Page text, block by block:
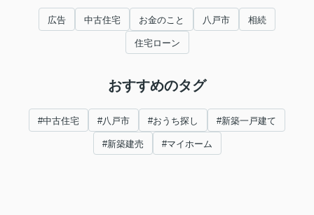
広告 中古住宅 お金のこと 八戸市 相続
住宅ローン
おすすめのタグ
#中古住宅 #八戸市 #おうち探し #新築一戸建て
#新築建売 #マイホーム